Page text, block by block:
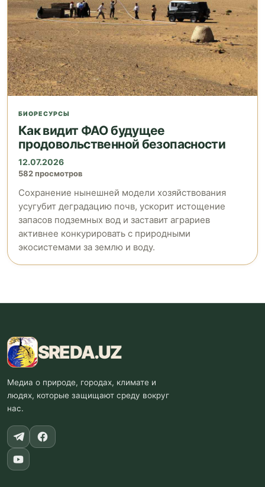
БИОРЕСУРСЫ
Как видит ФАО будущее
продовольственной безопасности
12.07.2026
582 просмотров
Сохранение нынешней модели хозяйствования
усугубит деградацию почв, ускорит истощение
запасов подземных вод и заставит аграриев
активнее конкурировать с природными
экосистемами за землю и воду.
SREDA.UZ
Медиа о природе, городах, климате и
людях, которые защищают среду вокруг
нас.